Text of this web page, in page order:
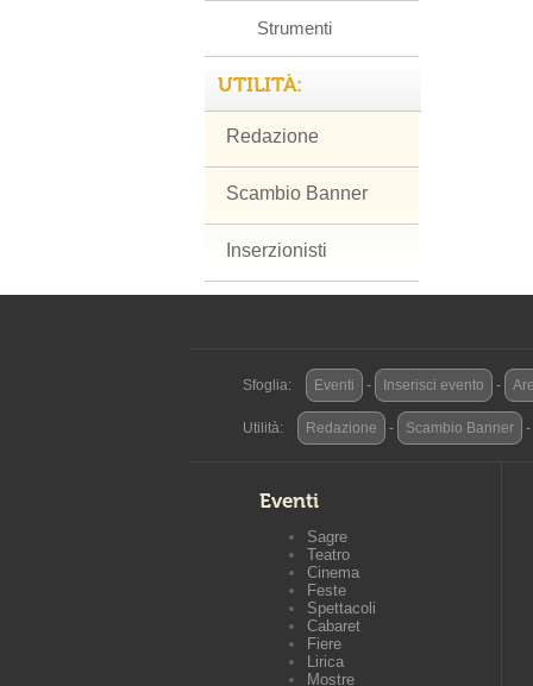
Strumenti
UTILITÀ:
Redazione
Scambio Banner
Inserzionisti
Sfoglia: Eventi - Inserisci evento -
Utilità: Redazione - Scambio Banner -
Eventi
Sagre
Teatro
Cinema
Feste
Spettacoli
Cabaret
Fiere
Lirica
Mostre